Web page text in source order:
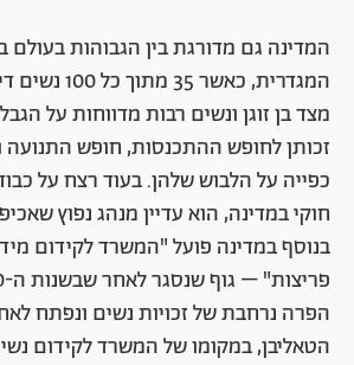
המדינה גם מדורגת בין הגבוהות בעולם
המגדרית, כאשר
מצד בן זוגן ונשים רבות מדווחות על
זכותן לחופש ההתכנסות, חופש התנועה
כפייה על הלבוש שלהן. בעוד רצח על
חוקי במדינה, הוא עדיין מנהג נפוץ
בנוסף במדינה פועל "המשרד לקידום
הפרה נרחבת של זכויות נשים ונפתח
הטאליבן, במקומו של המשרד לקידום